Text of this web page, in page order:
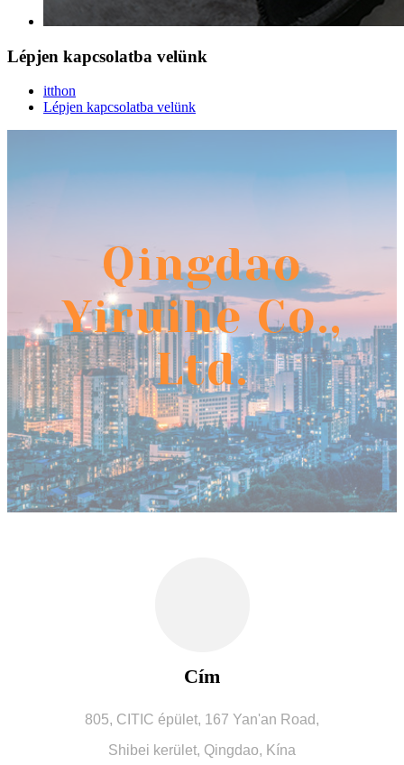
Lépjen kapcsolatba velünk
itthon
Lépjen kapcsolatba velünk
Qingdao
Yiruihe Co.,
Ltd.
Cím
805, CITIC épület, 167 Yan'an Road,
Shibei kerület, Qingdao, Kína